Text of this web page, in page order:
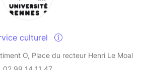
culturel
O, Place du recteur Henri Le Moal